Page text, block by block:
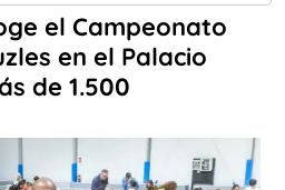
el Campeonato
en el Palacio
de 1.500